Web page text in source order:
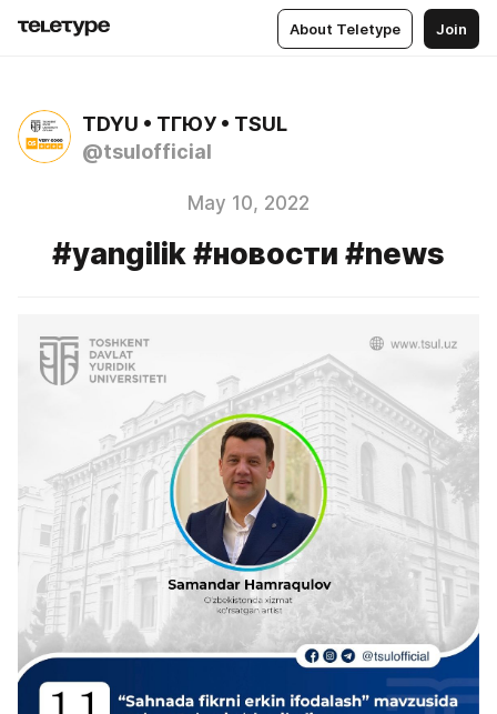
About Teletype Join
TDYU • ТГЮУ • TSUL
@tsulofficial
May 10, 2022
#yangilik #новости #news